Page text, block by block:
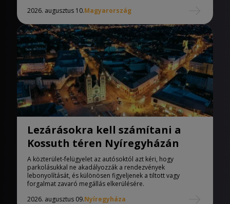
2026. augusztus 10.Magyarország
Lezárásokra kell számítani a
Kossuth téren Nyíregyházán
A közterület-felügyelet az autósoktól azt kéri, hogy
parkolásukkal ne akadályozzák a rendezvények
lebonyolítását, és különösen figyeljenek a tiltott vagy
forgalmat zavaró megállás elkerülésére.
2026. augusztus 09.Nyíregyháza